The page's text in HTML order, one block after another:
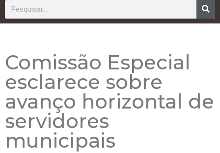
Comissão Especial
esclarece sobre
avanço horizontal de
servidores
municipais